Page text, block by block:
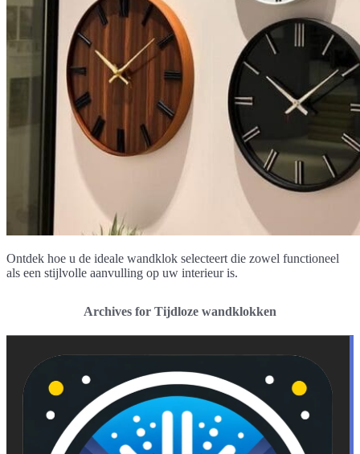
Ontdek hoe u de ideale wandklok selecteert die zowel functioneel
als een stijlvolle aanvulling op uw interieur is.
Archives for Tijdloze wandklokken